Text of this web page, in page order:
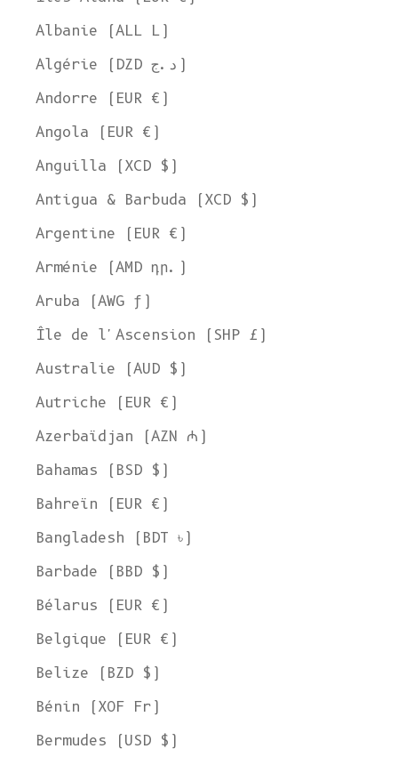
Albanie (ALL L)
Algérie (DZD د.ج)
Andorre (EUR €)
Angola (EUR €)
Anguilla (XCD $)
Antigua & Barbuda (XCD $)
Argentine (EUR €)
Arménie (AMD դր.)
Aruba (AWG ƒ)
Île de l'Ascension (SHP £)
Australie (AUD $)
Autriche (EUR €)
Azerbaïdjan (AZN ₼)
Bahamas (BSD $)
Bahreïn (EUR €)
Bangladesh (BDT ৳)
Barbade (BBD $)
Bélarus (EUR €)
Belgique (EUR €)
Belize (BZD $)
Bénin (XOF Fr)
Bermudes (USD $)